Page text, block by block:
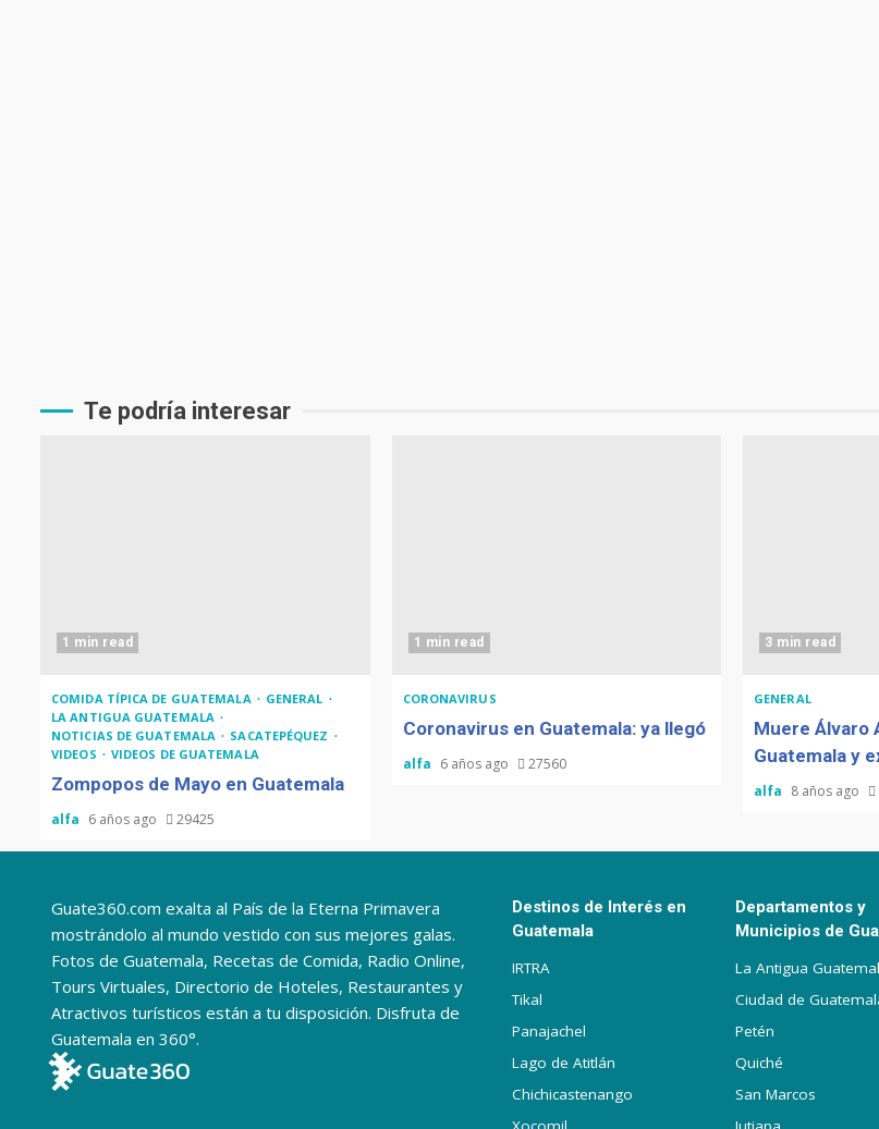
Te podría interesar
1 min read
COMIDA TÍPICA DE GUATEMALA
GENERAL
LA ANTIGUA GUATEMALA
NOTICIAS DE GUATEMALA
SACATEPÉQUEZ
VIDEOS
VIDEOS DE GUATEMALA
Zompopos de Mayo en Guatemala
alfa 6 años ago 29425
1 min read
CORONAVIRUS
Coronavirus en Guatemala: ya llegó
alfa 6 años ago 27560
3 min read
GENERAL
Muere Álvaro
Guatemala y
alfa 8 años ago
Guate360.com exalta al País de la Eterna Primavera
mostrándolo al mundo vestido con sus mejores galas.
Fotos de Guatemala, Recetas de Comida, Radio Online,
Tours Virtuales, Directorio de Hoteles, Restaurantes y
Atractivos turísticos están a tu disposición. Disfruta de
Guatemala en 360°.
Destinos de Interés en
Guatemala
IRTRA
Tikal
Panajachel
Lago de Atitlán
Chichicastenango
Departamentos y
Municipios de
La Antigua
Ciudad de
Petén
Quiché
San Marcos